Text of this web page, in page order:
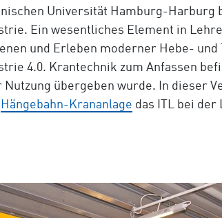
Universität Hamburg-
Ein wesentliches Element in
und Erleben moderner Hebe-
4.0. Krantechnik zum Anfassen
Nutzung übergeben wurde. In dieser
Hängebahn-Krananlage das ITL bei